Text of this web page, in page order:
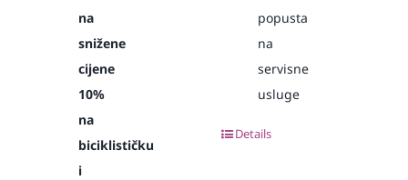
na
snižene
cijene
10%
na
biciklističku
i
popusta
na
servisne
usluge
Details